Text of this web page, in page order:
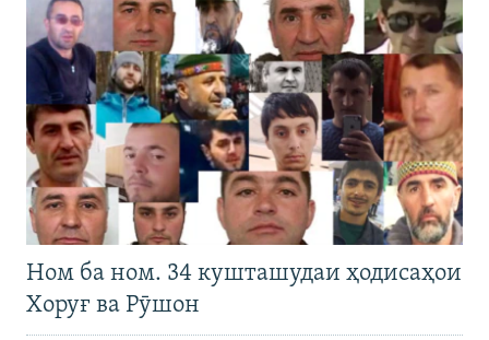
Ном ба ном. 34 кушташудаи ҳодисаҳои
Хоруғ ва Рӯшон